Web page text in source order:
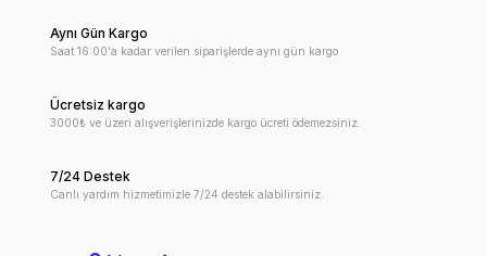
Aynı Gün Kargo
Saat 16:00'a kadar verilen siparişlerde aynı gün kargo
Ücretsiz kargo
3000₺ ve üzeri alışverişlerinizde kargo ücreti ödemezsiniz.
7/24 Destek
Canlı yardım hizmetimizle 7/24 destek alabilirsiniz.